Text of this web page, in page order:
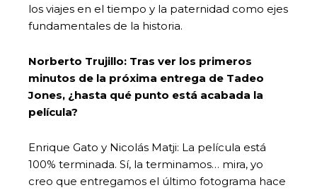
los viajes en el tiempo y la paternidad como ejes
fundamentales de la historia.
Norberto Trujillo: Tras ver los primeros
minutos de la próxima entrega de Tadeo
Jones, ¿hasta qué punto está acabada la
película?
Enrique Gato y Nicolás Matji: La película está
100% terminada. Sí, la terminamos… mira, yo
creo que entregamos el último fotograma hace